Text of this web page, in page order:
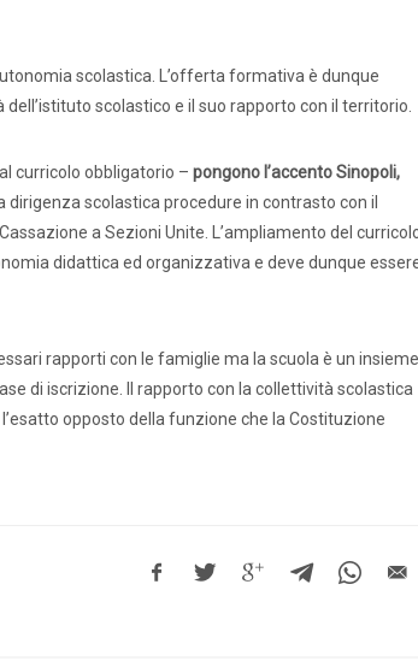
professionale Scuole private
Scuola digitale Europa
Espero Previdenza
scolastica. L’offerta formativa è dunque
scolastico e il suo rapporto con il territorio.
curricolo obbligatorio – pongono l’accento Sinopoli,
scolastica procedure in contrasto con il
a Sezioni Unite. L’ampliamento del
didattica ed organizzativa e deve dunque
rapporti con le famiglie ma la scuola è un insieme
di iscrizione. Il rapporto con la collettività scolastica
opposto della funzione che la Costituzione